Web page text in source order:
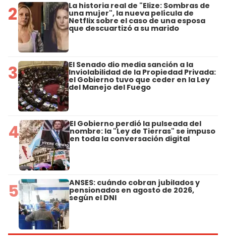
2 La historia real de "Elize: Sombras de
una mujer", la nueva película de
Netflix sobre el caso de una esposa
que descuartizó a su marido
3 El Senado dio media sanción a la
Inviolabilidad de la Propiedad Privada:
el Gobierno tuvo que ceder en la Ley
del Manejo del Fuego
4 El Gobierno perdió la pulseada del
nombre: la "Ley de Tierras" se impuso
en toda la conversación digital
5 ANSES: cuándo cobran jubilados y
pensionados en agosto de 2026,
según el DNI